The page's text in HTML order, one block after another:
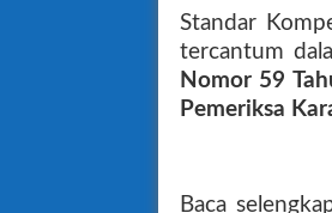
Standar
tercantum
Nomor 59
Pemeriksa
Baca